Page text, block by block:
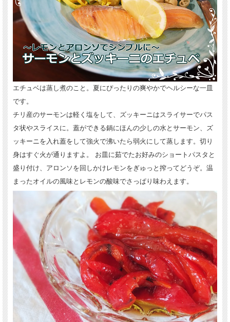
エチュベは蒸し煮のこと。夏にぴったりの爽やかでヘルシーな一皿
です。
チリ産のサーモンは軽く塩をして、ズッキーニはスライサーでパス
タ状やスライスに。蓋ができる鍋にほんの少しの水とサーモン、ズ
ッキーニを入れ蓋をして強火で沸いたら弱火にして蒸します。切り
身はすぐ火が通りますよ。 お皿に茹でたお好みのショートパスタと
盛り付け、アロンソを回しかけレモンをぎゅっと搾ってどうぞ。温
まったオイルの風味とレモンの酸味でさっぱり味わえます。